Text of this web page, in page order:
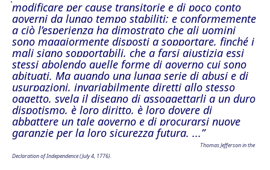
modificare per cause transitorie e di poco conto
governi da lungo tempo stabiliti; e conformemente
a ciò l’esperienza ha dimostrato che gli uomini
sono maggiormente disposti a sopportare, finché i
mali siano sopportabili, che a farsi giustizia essi
stessi abolendo quelle forme di governo cui sono
abituati. Ma quando una lunga serie di abusi e di
usurpazioni, invariabilmente diretti allo stesso
oggetto, svela il disegno di assoggettarli a un duro
dispotismo, è loro diritto, è loro dovere di
abbattere un tale governo e di procurarsi nuove
garanzie per la loro sicurezza futura. ...”
Thomas Jefferson in the
Declaration of Independence (July 4, 1776).